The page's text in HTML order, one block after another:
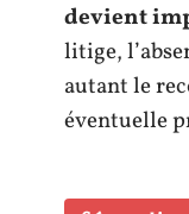
devient
litige,
autant le
éventuelle